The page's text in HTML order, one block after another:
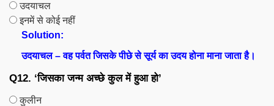
उदयाचल
इनमें से कोई नहीं
Solution:
उदयाचल – वह पर्वत जिसके पीछे से सूर्य का उदय होना माना जाता है।
Q12. ‘जिसका जन्म अच्छे कुल में हुआ हो’
कुलीन